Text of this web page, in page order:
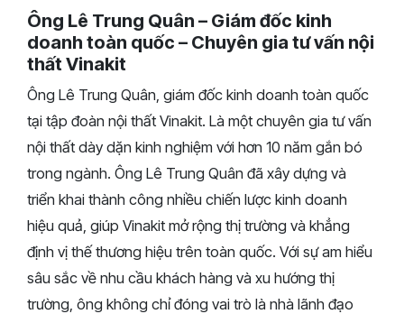
Ông Lê Trung Quân – Giám đốc kinh
doanh toàn quốc – Chuyên gia tư vấn nội
thất Vinakit
Ông Lê Trung Quân, giám đốc kinh doanh toàn quốc
tại tập đoàn nội thất Vinakit. Là một chuyên gia tư vấn
nội thất dày dặn kinh nghiệm với hơn 10 năm gắn bó
trong ngành. Ông Lê Trung Quân đã xây dựng và
triển khai thành công nhiều chiến lược kinh doanh
hiệu quả, giúp Vinakit mở rộng thị trường và khẳng
định vị thế thương hiệu trên toàn quốc. Với sự am hiểu
sâu sắc về nhu cầu khách hàng và xu hướng thị
trường, ông không chỉ đóng vai trò là nhà lãnh đạo